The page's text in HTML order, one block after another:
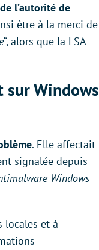
l’autorité de
être à la merci de
“, alors que la LSA
Windows
. Elle affectait
signalée depuis
Windows
locales et à